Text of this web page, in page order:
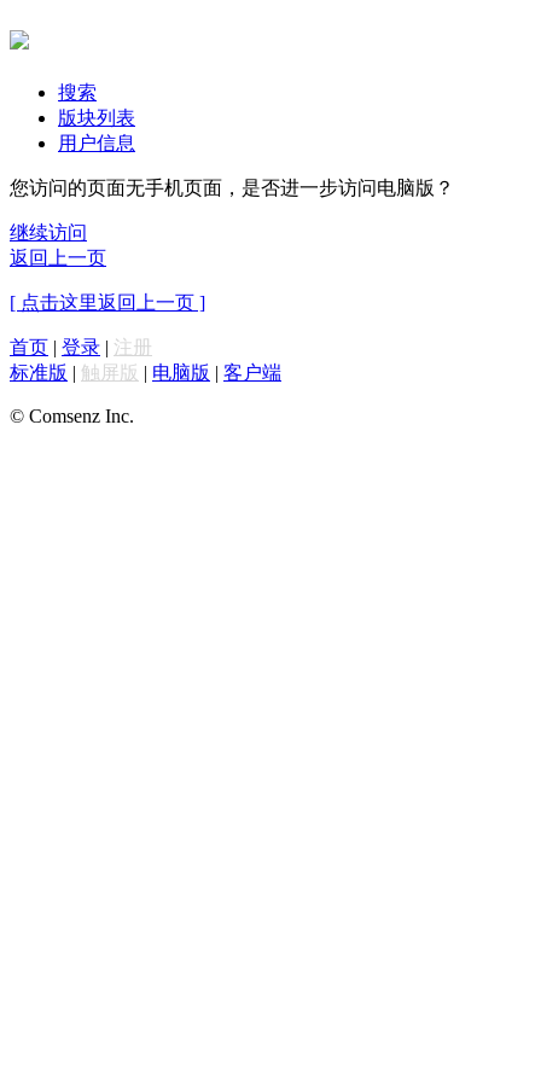
搜索
版块列表
用户信息
您访问的页面无手机页面，是否进一步访问电脑版？
继续访问
返回上一页
[ 点击这里返回上一页 ]
首页 | 登录 | 注册
标准版 | 触屏版 | 电脑版 | 客户端
© Comsenz Inc.